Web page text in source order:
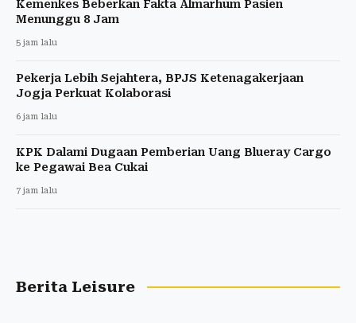
Kemenkes Beberkan Fakta Almarhum Pasien
Menunggu 8 Jam
5 jam lalu
Pekerja Lebih Sejahtera, BPJS Ketenagakerjaan
Jogja Perkuat Kolaborasi
6 jam lalu
KPK Dalami Dugaan Pemberian Uang Blueray Cargo
ke Pegawai Bea Cukai
7 jam lalu
Berita Leisure